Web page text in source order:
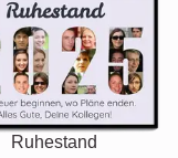
Ruhestand